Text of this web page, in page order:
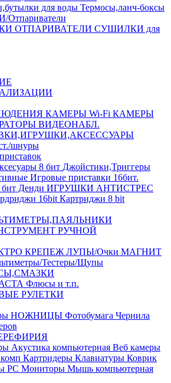
для воды Термосы,ланч-боксы
ОТПАРИВАТЕЛИ СУШИЛКИ для
КАМЕРЫ Wi-Fi КАМЕРЫ
ВИДЕОНАБЛ.
шнуры
8 бит Джойстики,Триггеры
Игровые приставки 16бит.
Денди ИГРУШКИ АНТИСТРЕС
16bit Картриджи 8 bit
РУЧНОЙ
КРЕПЕЖ ЛУПЫ/Очки МАГНИТ
Тестеры/Щупы
Флюсы и т.п.
РУЛЕТКИ
НОЖНИЦЫ Фотобумага Чернила
Акустика компьютерная Веб камеры
Картридеры Клавиатуры Коврик
PC Мониторы Мышь компьютерная